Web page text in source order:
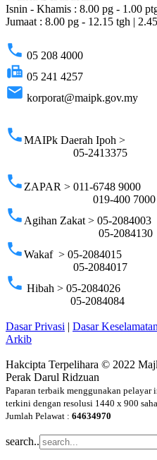
Isnin - Khamis : 8.00 pg - 1.00
Jumaat : 8.00 pg - 12.15 tgh |
phone 05 208 4000
fax 05 241 4257
email korporat@maipk.gov.my
phoneMAIPk Daerah Ipoh >
05-2413375
phone ZAPAR > 011-6748 9000
019-400 7000
phone Agihan Zakat > 05-2084003
05-2084130
phoneWakaf > 05-2084015
05-2084017
phone Hibah > 05-2084026
05-2084084
Dasar Privasi | Dasar Keselamatan
Arkib
Hakcipta Terpelihara © 2022
Perak Darul Ridzuan
Paparan terbaik menggunakan pelayar
terkini dengan resolusi 1440 x 900
Jumlah Pelawat : 64634970
search..